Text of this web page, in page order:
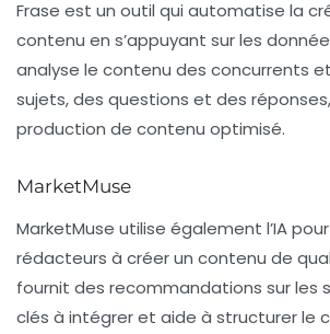
Frase est un outil qui automatise la
contenu en s’appuyant sur les
analyse le contenu des concurrents
sujets, des questions et des
production de contenu optimisé.
MarketMuse
MarketMuse utilise également l’IA
rédacteurs à créer un contenu de
fournit des recommandations sur les
clés à intégrer et aide à structurer le